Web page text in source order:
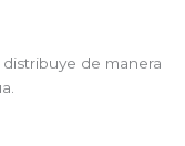
de manera